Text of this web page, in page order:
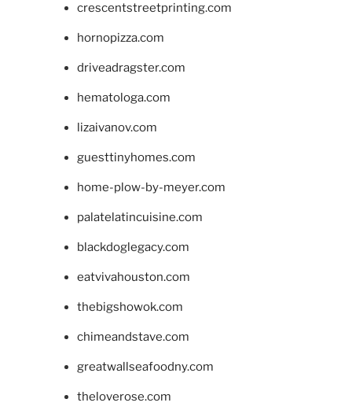
crescentstreetprinting.com
hornopizza.com
driveadragster.com
hematologa.com
lizaivanov.com
guesttinyhomes.com
home-plow-by-meyer.com
palatelatincuisine.com
blackdoglegacy.com
eatvivahouston.com
thebigshowok.com
chimeandstave.com
greatwallseafoodny.com
theloverose.com